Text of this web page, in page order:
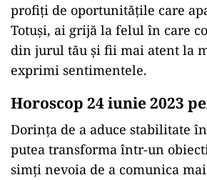
profiți de oportunitățile care
Totuși, ai grijă la felul în care
din jurul tău și fii mai atent la
exprimi sentimentele.
Horoscop 24 iunie 2023
Dorința de a aduce stabilitate
putea transforma într-un
simți nevoia de a comunica